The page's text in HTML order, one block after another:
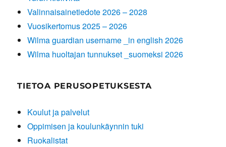
Valinnaisainetiedote 2026 – 2028
Vuosikertomus 2025 – 2026
Wilma guardian username _in english 2026
Wilma huoltajan tunnukset _suomeksi 2026
TIETOA PERUSOPETUKSESTA
Koulut ja palvelut
Oppimisen ja koulunkäynnin tuki
Ruokalistat